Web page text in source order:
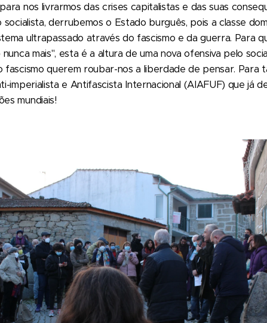
nos livrarmos das crises capitalistas e das suas
derrubemos o Estado burguês, pois a classe
ultrapassado através do fascismo e da guerra. Para
mais", esta é a altura de uma nova ofensiva pelo
fascismo querem roubar-nos a liberdade de pensar. Para
imperialista e Antifascista Internacional (AIAFUF) que já
mundiais!